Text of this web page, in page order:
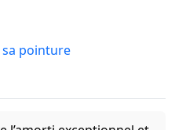
pointure